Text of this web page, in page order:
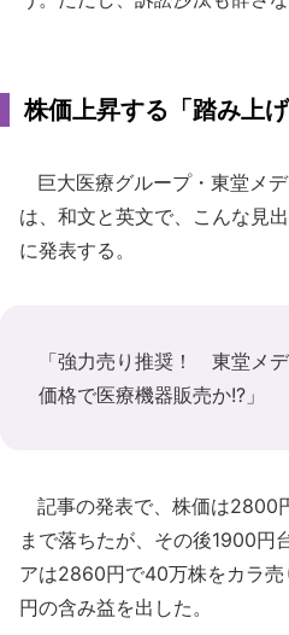
株価上昇する「踏み上
巨大医療グループ・東堂メ
は、和文と英文で、こんな見
に発表する。
「強力売り推奨！ 東堂メ
価格で医療機器販売か!?」
記事の発表で、株価は2800
まで落ちたが、その後1900円
アは2860円で40万株をカラ
円の含み益を出した。